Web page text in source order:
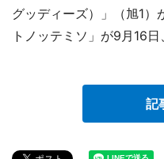
グッディーズ）」（旭1）
トノッテミソ」が9月16日
記